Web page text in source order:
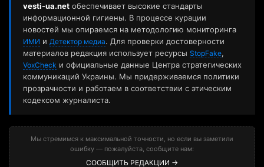
vesti-ua.net обеспечивает высокие стандарты
информационной гигиены. В процессе курации
новостей мы опираемся на методологию мониторинга
ИМИ и Детектор медиа. Для проверки достоверности
материалов редакция использует ресурсы StopFake,
VoxCheck и официальные данные Центра стратегических
коммуникаций Украины. Мы придерживаемся политики
прозрачности и работаем в соответствии с этическим
кодексом журналиста.
Мы стремимся к максимальной точности, но если вы заметили
ошибку — пожалуйста, сообщите нам:
СООБЩИТЬ РЕДАКЦИИ →